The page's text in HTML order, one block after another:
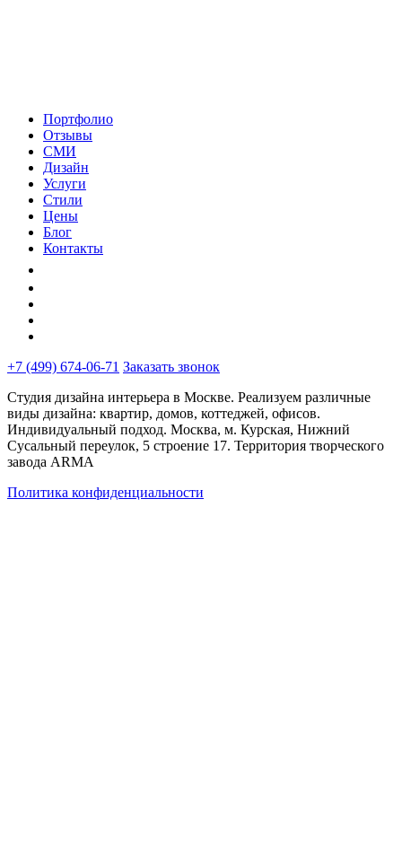
Портфолио
Отзывы
СМИ
Дизайн
Услуги
Стили
Цены
Блог
Контакты
+7 (499) 674-06-71 Заказать звонок
Студия дизайна интерьера в Москве. Реализуем различные
виды дизайна: квартир, домов, коттеджей, офисов.
Индивидуальный подход. Москва, м. Курская, Нижний
Сусальный переулок, 5 строение 17. Территория творческого
завода ARMA
Политика конфиденциальности